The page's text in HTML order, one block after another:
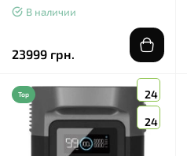
В наличии
23999 грн.
24
24
Top